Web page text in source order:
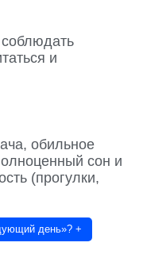
и
обильное
сон и
(прогулки,
день»? +